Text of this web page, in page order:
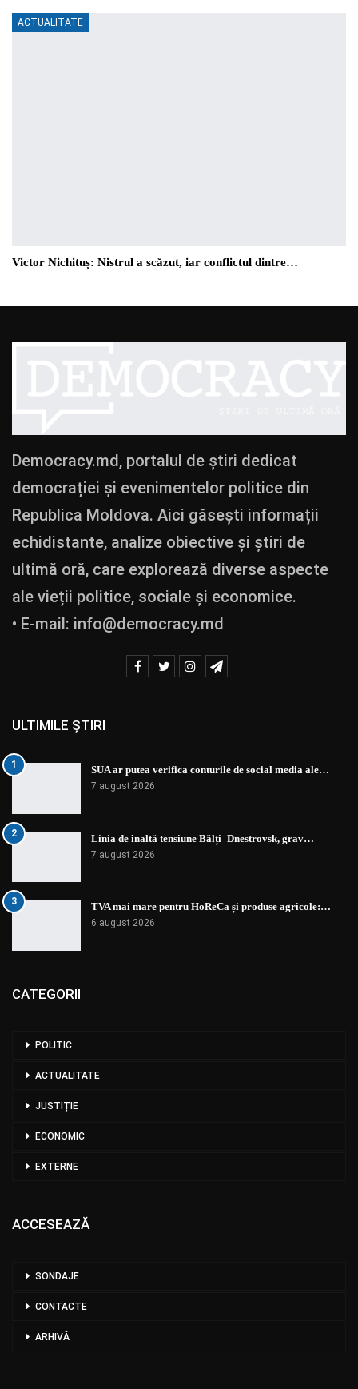
ACTUALITATE
Victor Nichituș: Nistrul a scăzut, iar conflictul dintre…
Democracy.md, portalul de știri dedicat
democrației și evenimentelor politice din
Republica Moldova. Aici găsești informații
echidistante, analize obiective și știri de
ultimă oră, care explorează diverse aspecte
ale vieții politice, sociale și economice.
• E-mail: info@democracy.md
ULTIMILE ȘTIRI
1 SUA ar putea verifica conturile de social media ale…
7 august 2026
2 Linia de înaltă tensiune Bălți–Dnestrovsk, grav…
7 august 2026
3 TVA mai mare pentru HoReCa și produse agricole:…
6 august 2026
CATEGORII
POLITIC
ACTUALITATE
JUSTIȚIE
ECONOMIC
EXTERNE
ACCESEAZĂ
SONDAJE
CONTACTE
ARHIVĂ